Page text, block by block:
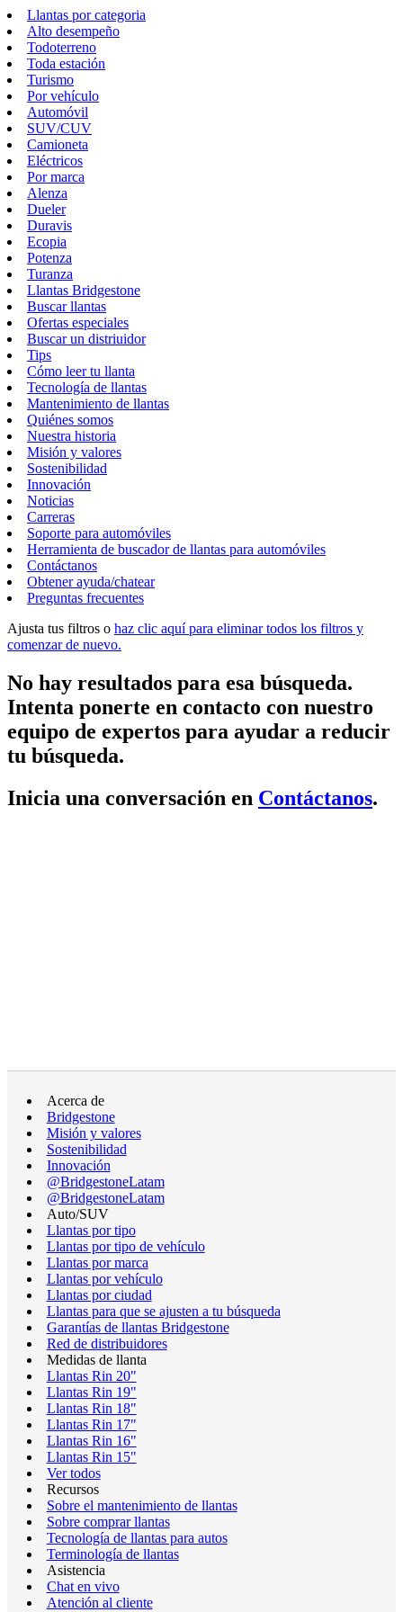
Llantas por categoria
Alto desempeño
Todoterreno
Toda estación
Turismo
Por vehículo
Automóvil
SUV/CUV
Camioneta
Eléctricos
Por marca
Alenza
Dueler
Duravis
Ecopia
Potenza
Turanza
Llantas Bridgestone
Buscar llantas
Ofertas especiales
Buscar un distriuidor
Tips
Cómo leer tu llanta
Tecnología de llantas
Mantenimiento de llantas
Quiénes somos
Nuestra historia
Misión y valores
Sostenibilidad
Innovación
Noticias
Carreras
Soporte para automóviles
Herramienta de buscador de llantas para automóviles
Contáctanos
Obtener ayuda/chatear
Preguntas frecuentes
Ajusta tus filtros o haz clic aquí para eliminar todos los filtros y
comenzar de nuevo.
No hay resultados para esa búsqueda.
Intenta ponerte en contacto con nuestro
equipo de expertos para ayudar a reducir
tu búsqueda.
Inicia una conversación en Contáctanos.
Acerca de
Bridgestone
Misión y valores
Sostenibilidad
Innovación
@BridgestoneLatam
@BridgestoneLatam
Auto/SUV
Llantas por tipo
Llantas por tipo de vehículo
Llantas por marca
Llantas por vehículo
Llantas por ciudad
Llantas para que se ajusten a tu búsqueda
Garantías de llantas Bridgestone
Red de distribuidores
Medidas de llanta
Llantas Rin 20"
Llantas Rin 19"
Llantas Rin 18"
Llantas Rin 17"
Llantas Rin 16"
Llantas Rin 15"
Ver todos
Recursos
Sobre el mantenimiento de llantas
Sobre comprar llantas
Tecnología de llantas para autos
Terminología de llantas
Asistencia
Chat en vivo
Atención al cliente